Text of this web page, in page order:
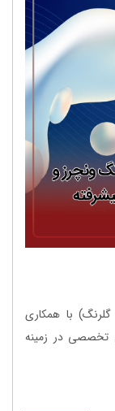
با همکاری
تخصصی در زمینه